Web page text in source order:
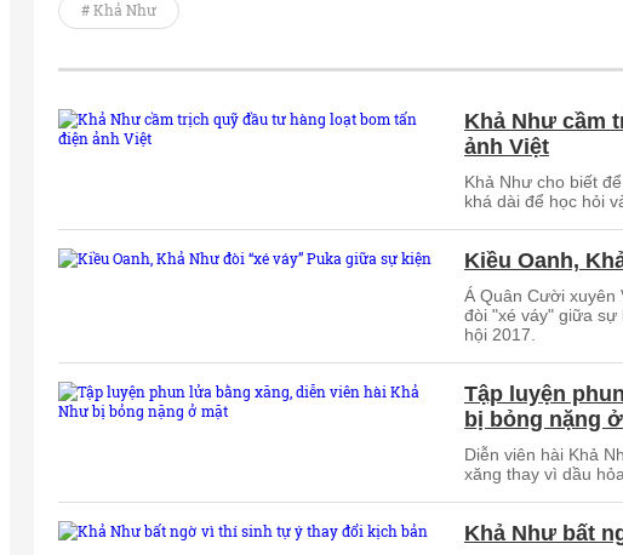
# Khả Như
Khả Như cầm
ảnh Việt
Khả Như cho biết
khá dài để học hỏi
Kiều Oanh,
Á Quân Cười xuyên
đòi "xé váy" giữa
hội 2017.
Tập luyện
bị bỏng nặng
Diễn viên hài Khả
xăng thay vì dầu
Khả Như bất